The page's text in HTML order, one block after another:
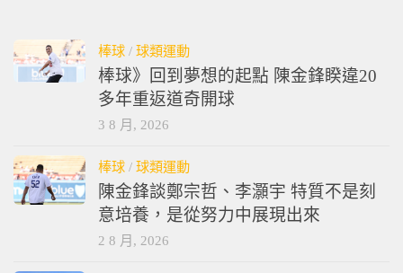
棒球 / 球類運動
棒球》回到夢想的起點 陳金鋒睽違20
多年重返道奇開球
3 8 月, 2026
棒球 / 球類運動
陳金鋒談鄭宗哲、李灝宇 特質不是刻
意培養，是從努力中展現出來
2 8 月, 2026